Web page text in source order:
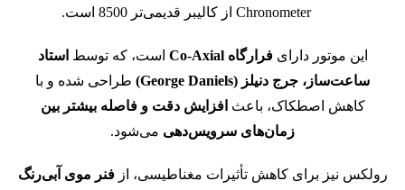
Chronometer از کالیبر قدیمی‌تر 8500 است.
این موتور دارایفرارگاه Co-Axial است،که توسط استاد
ساعت‌ساز، جرج دنیلز (George Daniels)
طراحی شده و با
کاهش اصطکاک، باعث افزایش دقت و فاصله بیشتر بین
زمان‌های سرویس‌دهی می‌شود.
رولکس نیز برای کاهش تأثیرات مغناطیسی، ازفنر موی آبی‌رنگ